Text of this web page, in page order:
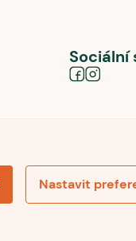
Nastavit
Sociální